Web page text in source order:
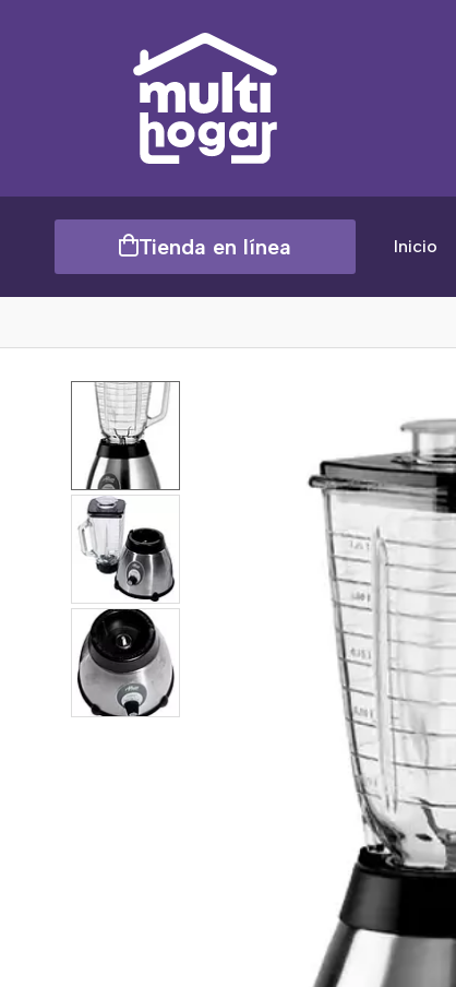
Tienda en línea Inicio